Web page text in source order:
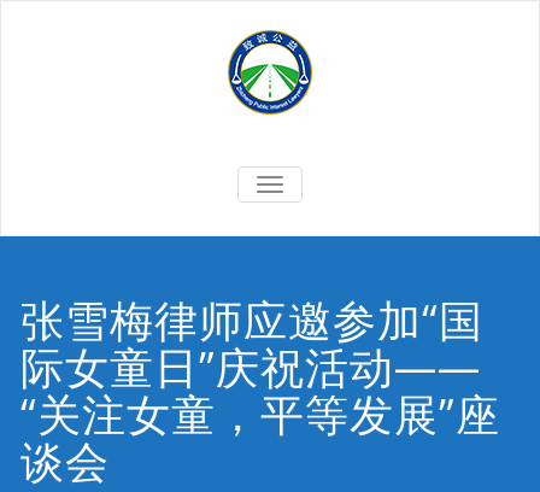
切
换
张雪梅律师应邀参加“国
际女童日”庆祝活动——
“关注女童，平等发展”座
谈会